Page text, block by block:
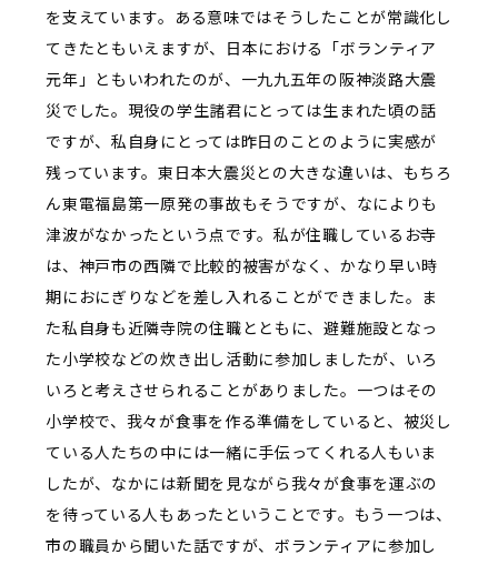
を支えています。ある意味ではそうしたことが常識化し
てきたともいえますが、日本における「ボランティア
元年」ともいわれたのが、一九九五年の阪神淡路大震
災でした。現役の学生諸君にとっては生まれた頃の話
ですが、私自身にとっては昨日のことのように実感が
残っています。東日本大震災との大きな違いは、もちろ
ん東電福島第一原発の事故もそうですが、なによりも
津波がなかったという点です。私が住職しているお寺
は、神戸市の西隣で比較的被害がなく、かなり早い時
期におにぎりなどを差し入れることができました。ま
た私自身も近隣寺院の住職とともに、避難施設となっ
た小学校などの炊き出し活動に参加しましたが、いろ
いろと考えさせられることがありました。一つはその
小学校で、我々が食事を作る準備をしていると、被災し
ている人たちの中には一緒に手伝ってくれる人もいま
したが、なかには新聞を見ながら我々が食事を運ぶの
を待っている人もあったということです。もう一つは、
市の職員から聞いた話ですが、ボランティアに参加し